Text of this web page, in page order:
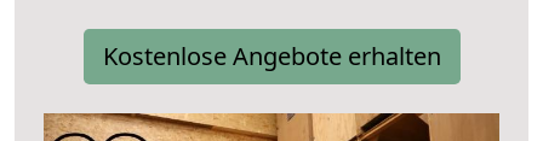
Kostenlose Angebote erhalten